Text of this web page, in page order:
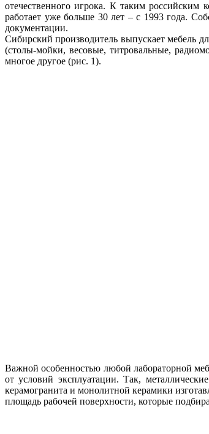
отечественного игрока. К таким
работает уже больше 30 лет – с 1993 го­да.
документации.
Сибирский производитель выпускает мебель
(столы-мойки, весовые, титровальные,
многое другое (рис. 1).
Важной особенностью любой лабораторной
от условий эксплуатации. Так,
керамогранита и монолитной керамики
площадь рабочей поверхности, которые